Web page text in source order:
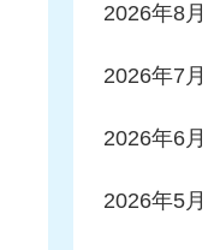
2026年8月
2026年7月
2026年6月
2026年5月